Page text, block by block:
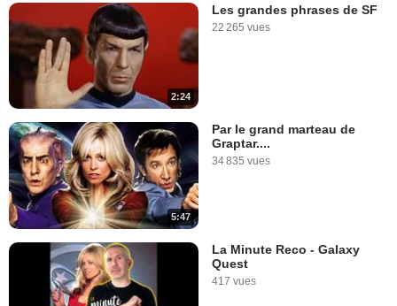
2:24
Les grandes phrases de SF
22 265 vues
5:47
Par le grand marteau de
Graptar....
34 835 vues
La Minute Reco - Galaxy
Quest
417 vues